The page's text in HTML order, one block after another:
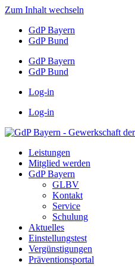
Zum Inhalt wechseln
GdP Bayern
GdP Bund
GdP Bayern
GdP Bund
Log-in
Log-in
Leistungen
Mitglied werden
GdP Bayern
GLBV
Kontakt
Service
Schulung
Aktuelles
Einstellungstest
Vergünstigungen
Präventionsportal